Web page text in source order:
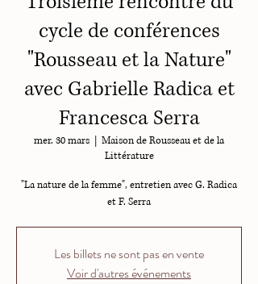
cycle de conférences
"Rousseau et la Nature"
avec Gabrielle Radica et
Francesca Serra
mer. 30 mars
Maison de Rousseau et de la
Littérature
"La nature de la femme", entretien avec G. Radica
et F. Serra
Les billets ne sont pas en vente
Voir d'autres événements